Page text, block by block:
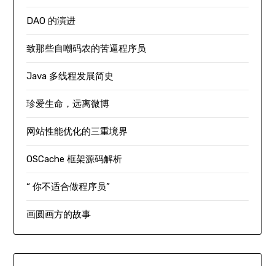
DAO 的演进
致那些自嘲码农的苦逼程序员
Java 多线程发展简史
珍爱生命，远离微博
网站性能优化的三重境界
OSCache 框架源码解析
“ 你不适合做程序员”
画圆画方的故事